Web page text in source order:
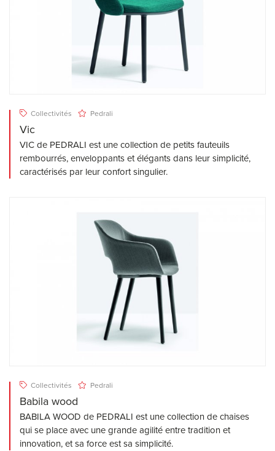
Collectivités Pedrali
Vic
VIC de PEDRALI est une collection de petits fauteuils
rembourrés, enveloppants et élégants dans leur simplicité,
caractérisés par leur confort singulier.
Collectivités Pedrali
Babila wood
BABILA WOOD de PEDRALI est une collection de chaises
qui se place avec une grande agilité entre tradition et
innovation, et sa force est sa simplicité.